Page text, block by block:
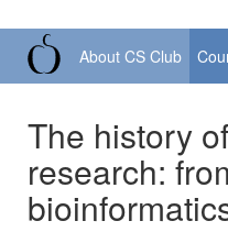
About CS Club
The history
research: